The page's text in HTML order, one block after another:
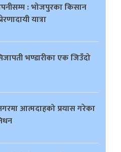
: भोजपुरका किसान
यात्रा
भण्डारीका एक जिउँदो
आत्मदाहको प्रयास गरेका